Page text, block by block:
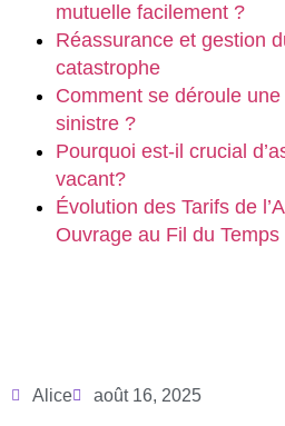
mutuelle facilement ?
Réassurance et gestion
catastrophe
Comment se déroule
sinistre ?
Pourquoi est-il crucial
vacant?
Évolution des Tarifs de
Ouvrage au Fil du Temps
Alice août 16, 2025